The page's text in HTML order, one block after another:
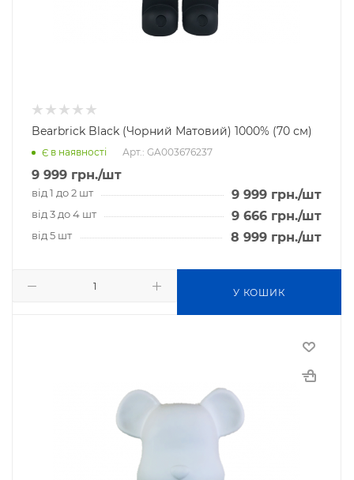
Bearbrick Black (Чорний Матовий) 1000% (70 см)
Є в наявності Арт.: GA003676237
9 999 грн./шт
від 1 до 2 шт 9 999 грн./шт
від 3 до 4 шт 9 666 грн./шт
від 5 шт 8 999 грн./шт
У КОШИК